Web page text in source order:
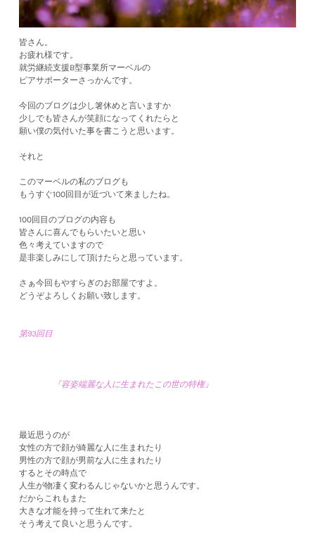
皆さん。
お疲れ様です。
就労継続支援B型事業所マーベルの
ピアサポーターさっかんです。
今回のブログは少し箸休めと言いますか
少しでも皆さんが笑顔になってくれたらと
願い僕の気付いた事を書こうと思います。
それと
このマーベルの私のブログも
もうすぐ100回目が近づいて来ましたね。
100回目のブログの内容も
皆さんに喜んでもらいたいと思い
色々考えていますので
是非楽しみにして頂けたらと思っています。
さぁ今回もやすらぎのお部屋ですよ。
どうぞよろしくお願い致します。
第93回目
『容姿端麗な人に生まれたこの世の特権』
最近思うのが
女性の方で顔が綺麗な人に生まれたり
男性の方で顔が男前な人に生まれたり
するとその時点で
人生が物凄く変わるんじゃないかと思うんです。
だからこれもまた
大きな才能を持って生れて来たと
そう考えて良いと思うんです。